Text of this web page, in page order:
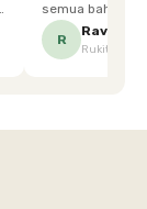
semua bahagia
mgkn saran dari air aja & kebersihan lebih di
R
Ravena
Rukita